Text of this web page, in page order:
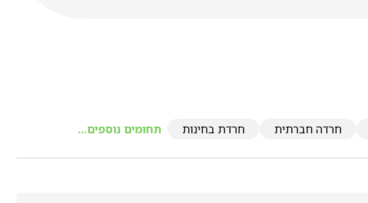
חרדה חברתית חרדת בחינות תחומים נוספים...